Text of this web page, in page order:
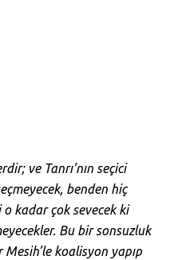
ve Tanrı’nın seçici
benden hiç
o kadar çok sevecek ki
Bu bir sonsuzluk
koalisyon yapıp